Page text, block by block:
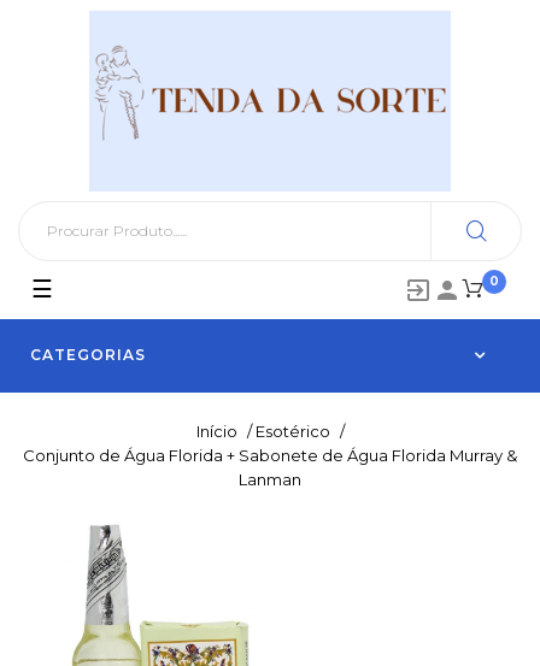
0
 
CATEGORIAS
Toggle
navigation
☰
Início / Esotérico /
Conjunto de Água Florida + Sabonete de Água Florida Murray &
Lanman